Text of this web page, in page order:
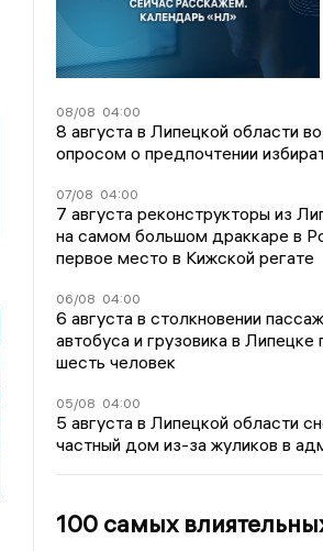
08/08 04:00
8 августа в Липецкой области
опросом о предпочтении
07/08 04:00
7 августа реконструкторы из
на самом большом драккаре в
первое место в Кижской регате
06/08 04:00
6 августа в столкновении
автобуса и грузовика в Липецке
шесть человек
05/08 04:00
5 августа в Липецкой области
частный дом из-за жуликов в
100 самых